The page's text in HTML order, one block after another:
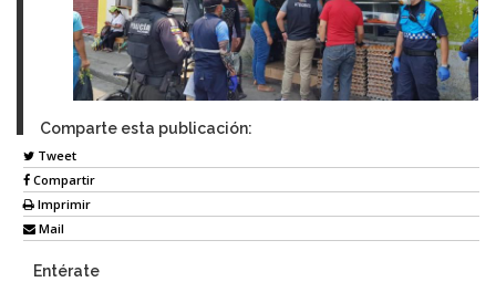
Comparte esta publicación:
Tweet
Compartir
Imprimir
Mail
Entérate